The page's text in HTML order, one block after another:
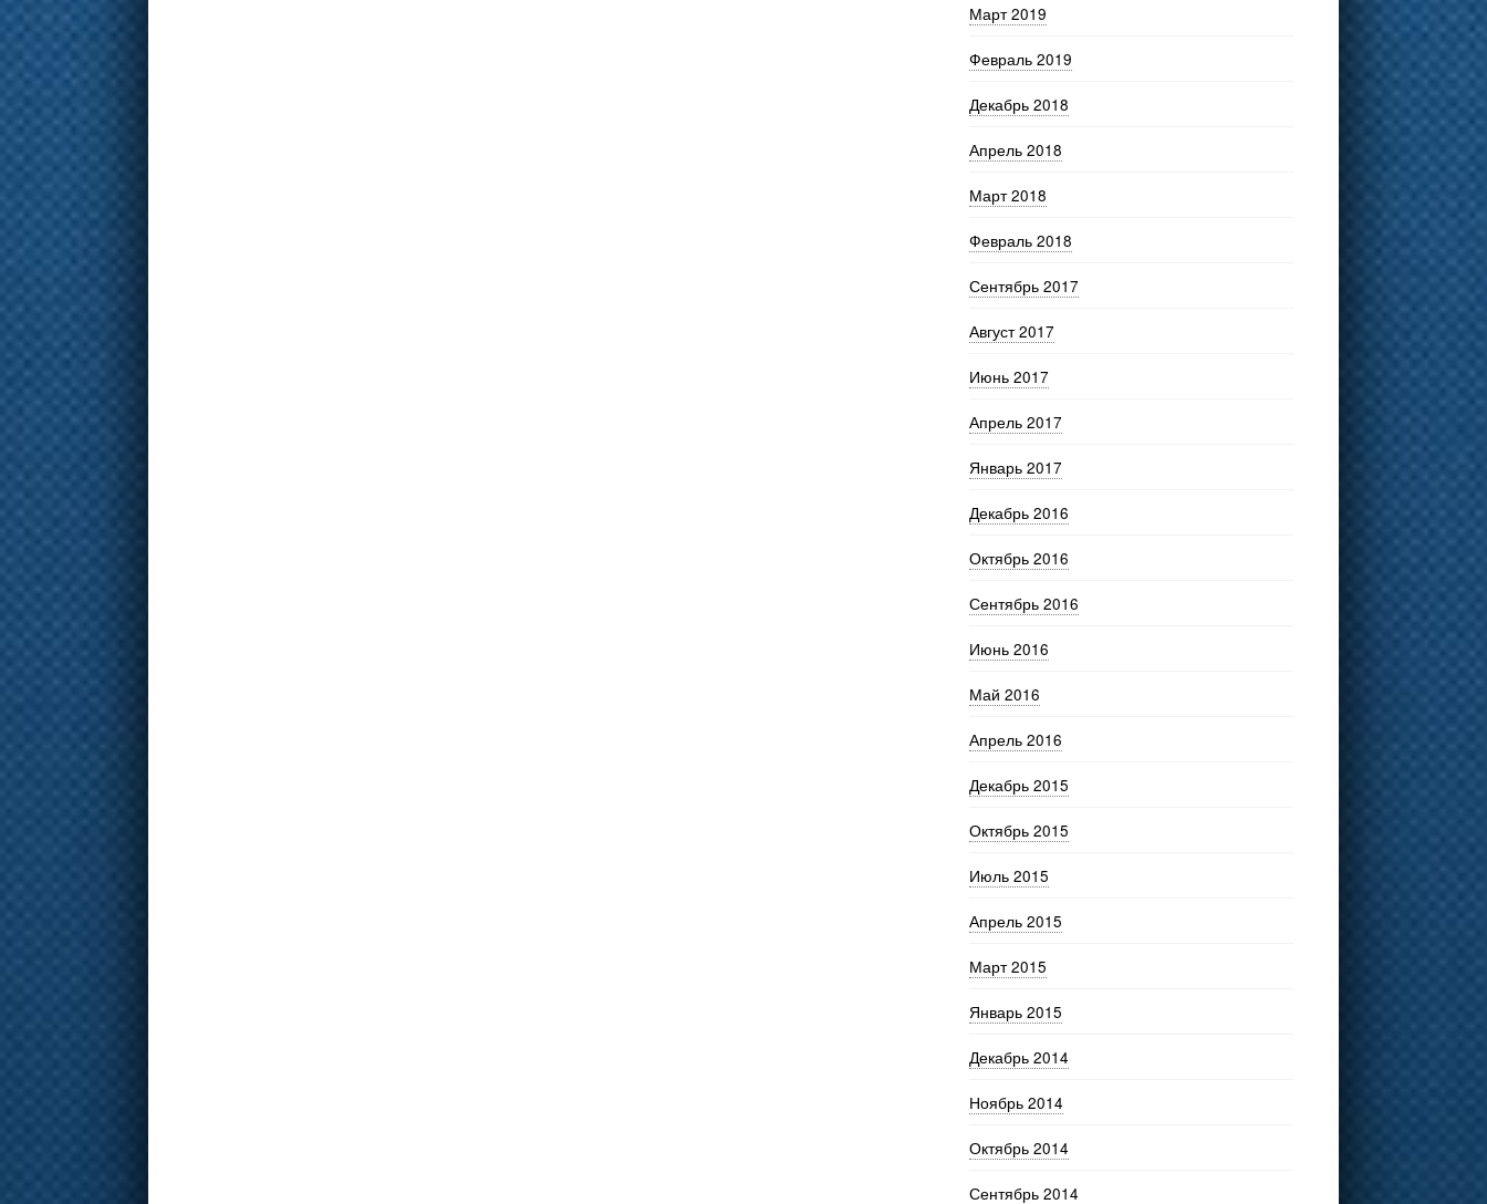
Март 2019
Февраль 2019
Декабрь 2018
Апрель 2018
Март 2018
Февраль 2018
Сентябрь 2017
Август 2017
Июнь 2017
Апрель 2017
Январь 2017
Декабрь 2016
Октябрь 2016
Сентябрь 2016
Июнь 2016
Май 2016
Апрель 2016
Декабрь 2015
Октябрь 2015
Июль 2015
Апрель 2015
Март 2015
Январь 2015
Декабрь 2014
Ноябрь 2014
Октябрь 2014
Сентябрь 2014